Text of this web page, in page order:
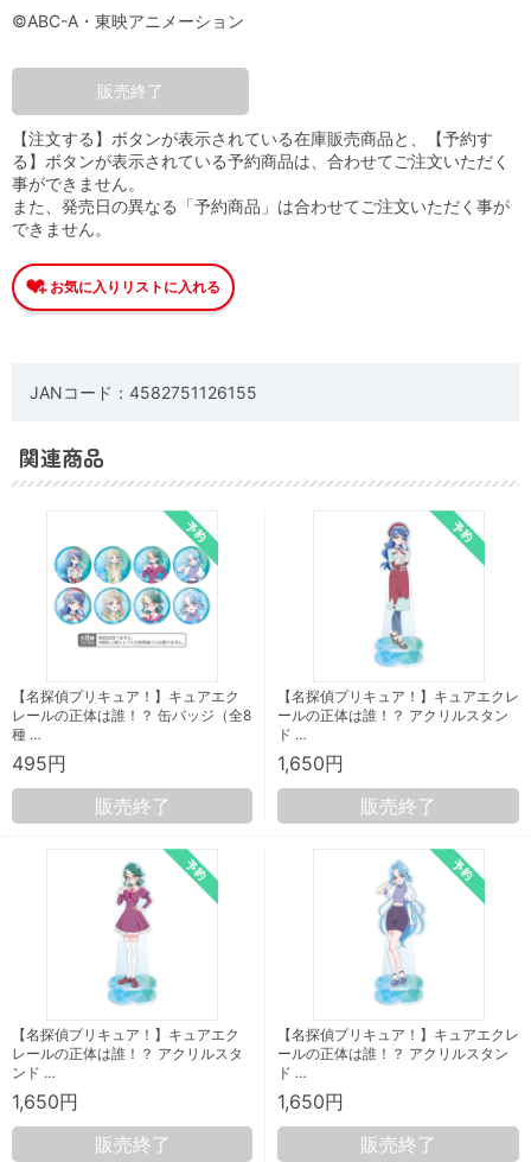
©ABC-A・東映アニメーション
販売終了
【注文する】ボタンが表示されている在庫販売商品と、【予約す
る】ボタンが表示されている予約商品は、合わせてご注文いただく
事ができません。
また、発売日の異なる「予約商品」は合わせてご注文いただく事が
できません。
JANコード：4582751126155
関連商品
【名探偵プリキュア！】キュアエク
レールの正体は誰！？ 缶バッジ（全8
種 …
495円
販売終了
【名探偵プリキュア！】キュアエクレ
ールの正体は誰！？ アクリルスタン
ド …
1,650円
販売終了
【名探偵プリキュア！】キュアエク
レールの正体は誰！？ アクリルスタ
ンド …
1,650円
販売終了
【名探偵プリキュア！】キュアエクレ
ールの正体は誰！？ アクリルスタン
ド …
1,650円
販売終了